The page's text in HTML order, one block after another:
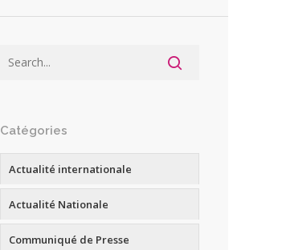
Catégories
Actualité internationale
Actualité Nationale
Communiqué de Presse